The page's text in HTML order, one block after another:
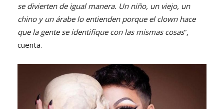
se divierten de igual manera. Un niño, un viejo, un
chino y un árabe lo entienden porque el clown hace
que la gente se identifique con las mismas cosas”,
cuenta.